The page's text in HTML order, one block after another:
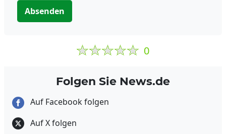
Absenden
0
Folgen Sie News.de
Auf Facebook folgen
Auf X folgen